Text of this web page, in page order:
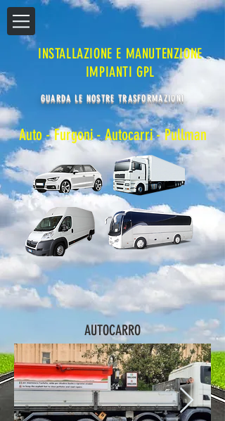
INSTALLAZIONE E MANUTENZIONE
IMPIANTI GPL
GUARDA LE NOSTRE TRASFORMAZIONI
Auto-Furgoni- Autocarri -Pullman
AUTOCARRO